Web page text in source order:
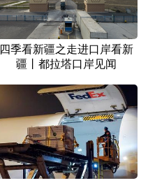
四季看新疆之走进口岸看新
疆丨都拉塔口岸见闻